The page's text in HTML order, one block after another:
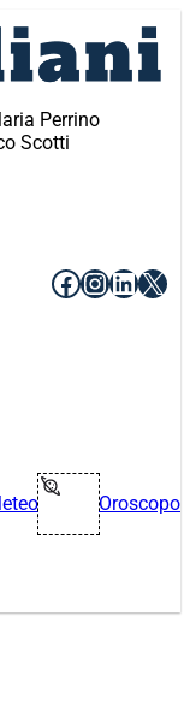
Perrino
Scotti
Facebook
X
Oroscopo